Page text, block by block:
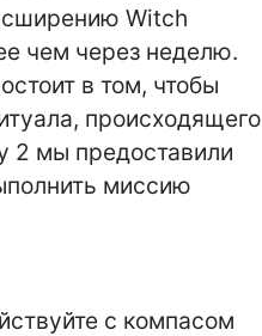
Witch
чем через неделю.
в том, чтобы
происходящего
2 мы предоставили
миссию
с компасом